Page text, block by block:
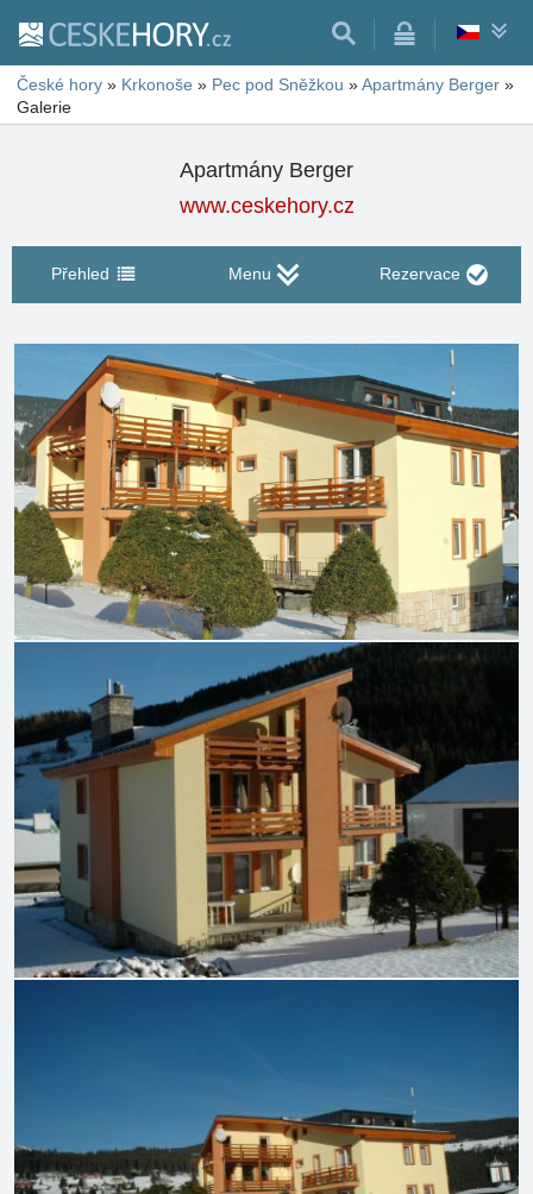
České hory » Krkonoše » Pec pod Sněžkou »Apartmány Berger »
Galerie
Apartmány Berger
www.ceskehory.cz
Přehled Menu Rezervace